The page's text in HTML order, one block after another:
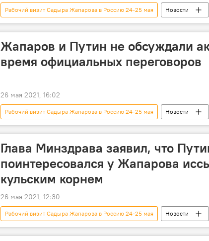
Рабочий визит Садыра Жапарова в Россию 24-25 мая Новости
Политика
Россия В мире Садыр Жапаров
Жапаров и Путин не обсуждали
время официальных переговоров
26 мая 2021, 16:02
Рабочий визит Садыра Жапарова в Россию 24-25 мая Новости
Кыргызстан
Смертельно опасным иссык-кульским корнем
Алымкадыр Бейшеналиев
Глава Минздрава заявил, что
поинтересовался у Жапарова
кульским корнем
26 мая 2021, 12:30
Рабочий визит Садыра Жапарова в Россию 24-25 мая Новости
Кыргызстан
Россия В мире Садыр Жапаров